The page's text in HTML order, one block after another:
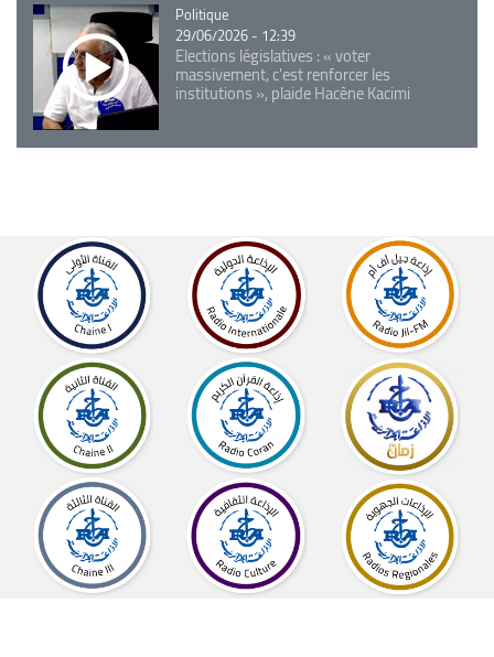
Catégorie
Politique
29/06/2026 - 12:39
Elections législatives : « voter
massivement, c'est renforcer les
institutions », plaide Hacène Kacimi